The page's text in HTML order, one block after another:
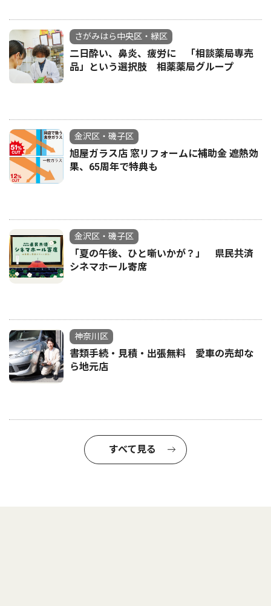
さがみはら中央区・緑区
二日酔い、鼻炎、疲労に 「相談薬局専売
品」という選択肢 相薬薬局グループ
金沢区・磯子区
旭屋ガラス店 窓リフォームに補助金 遮熱効
果、65周年で特典も
金沢区・磯子区
「夏の午後、ひと噺いかが？」 県民共済
シネマホール寄席
神奈川区
書類手続・見積・出張無料 愛車の売却な
ら地元店
すべて見る